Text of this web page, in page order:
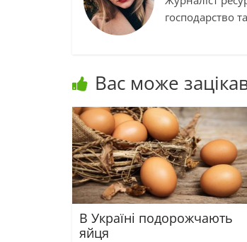
господарство
Вас може
В Україні подорожчають
яйця